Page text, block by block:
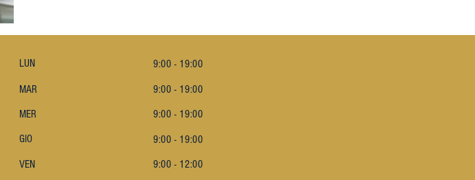
LUN 9:00 - 19:00
MAR
9:00 - 19:00
MER
9:00 - 19:00
GIO
9:00 - 19:00
VEN
9:00 - 12:00